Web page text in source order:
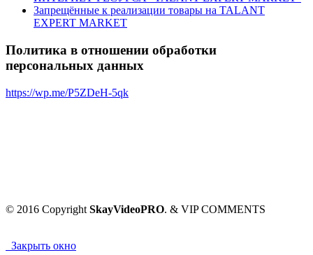
Запрещённые к реализации товары на TALANT
EXPERT MARKET
Политика в отношении обработки
персональных данных
https://wp.me/P5ZDeH-5qk
© 2016 Copyright SkayVideoPRO. & VIP COMMENTS
Закрыть окно